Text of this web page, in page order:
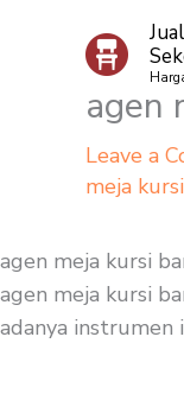
agen
Leave a
meja
agen meja kursi
agen meja kursi
adanya instrumen